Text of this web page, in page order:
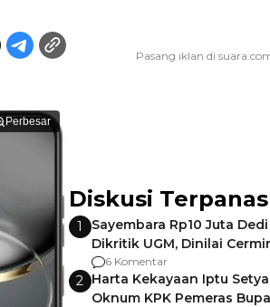
Perbesar
Diskusi Terpanas
1
Sayembara Rp10 Juta
Dikritik UGM, Dinilai
Gagalnya Negara Jamin
6 Komentar
2 Harta Kekayaan Iptu
Oknum KPK Pemeras